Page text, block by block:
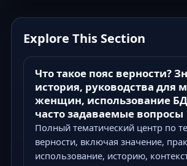
Explore This Section
Что такое пояс верности?
история, руководства для
женщин, использование
часто задаваемые вопросы
Полный тематический центр по
верности, включая значение,
использование, историю,